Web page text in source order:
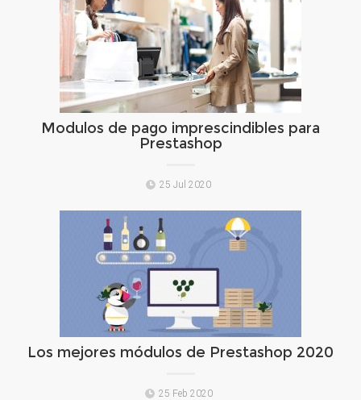
Modulos de pago imprescindibles para
Prestashop
25 Jul 2020
Los mejores módulos de Prestashop 2020
25 Feb 2020